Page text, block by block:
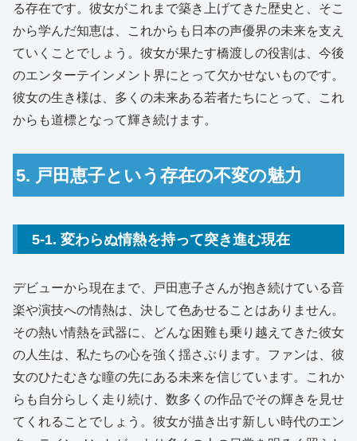
る存在です。彼女がこれまで築き上げてきた歴史と、そこ
から学んだ知恵は、これからも日本の声優界の未来を支え
ていくことでしょう。彼女が果たす橋渡しの役割は、今後
のエンターテインメント界にとって欠かせないものです。
彼女の生き様は、多くの未来ある若者たちにとって、これ
からも道標となって輝き続けます。
5. 戸田恵子という存在の不変の魅力
5-1. 変わらぬ情熱を持って突き進む現在
デビューから現在まで、戸田恵子さんが抱き続けている音
楽や演技への情熱は、決して色あせることはありません。
その熱い情熱を武器に、どんな困難も乗り越えてきた彼女
の人生は、私たちの心を強く揺さぶります。ファンは、彼
女のひたむきな瞳の先にある未来を信じています。これか
らも自分らしく走り続け、数多くの作品でその輝きを見せ
てくれることでしょう。彼女が描き出す新しい時代のエン